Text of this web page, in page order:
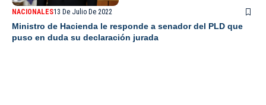
NACIONALES13 De Julio De 2022
Ministro de Hacienda le responde a senador del PLD que
puso en duda su declaración jurada